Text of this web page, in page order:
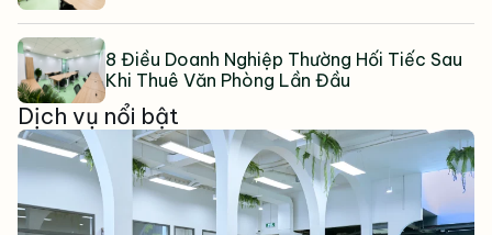
8 Điều Doanh Nghiệp Thường Hối Tiếc Sau
Khi Thuê Văn Phòng Lần Đầu
Dịch vụ nổi bật